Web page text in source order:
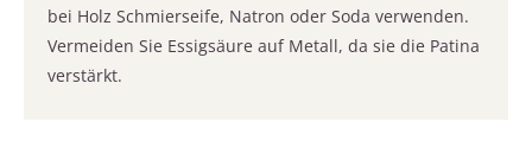
bei Holz Schmierseife, Natron oder Soda verwenden.
Vermeiden Sie Essigsäure auf Metall, da sie die Patina
verstärkt.